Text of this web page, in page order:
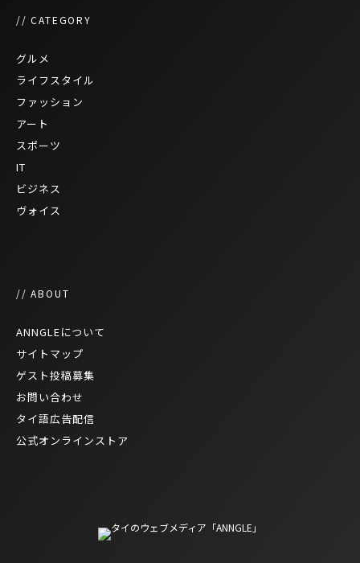
// CATEGORY
グルメ
ライフスタイル
ファッション
アート
スポーツ
IT
ビジネス
ヴォイス
// ABOUT
ANNGLEについて
サイトマップ
ゲスト投稿募集
お問い合わせ
タイ語広告配信
公式オンラインストア